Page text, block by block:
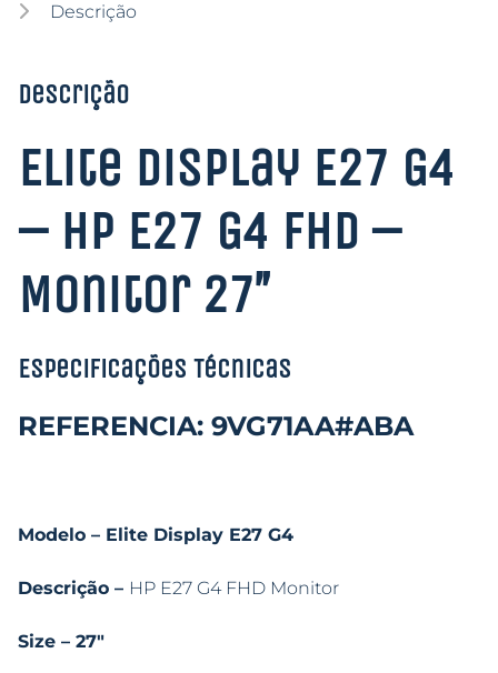
Descrição
Descrição
Elite Display E27 G4
– HP E27 G4 FHD –
Monitor 27″
Especificações Técnicas
REFERENCIA: 9VG71AA#ABA
Modelo – Elite Display E27 G4
Descrição – HP E27 G4 FHD Monitor
Size – 27″